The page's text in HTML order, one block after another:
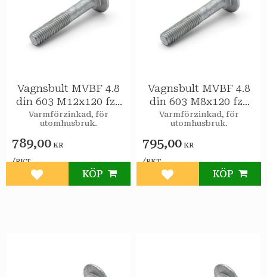
Vagnsbult MVBF 4.8
din 603 M12x120 fzv
20st/pkt
Varmförzinkad, för
utomhusbruk.
789,00 KR
/PKT
Lägg till i favoriter
KÖP
Vagnsbult MVBF 4.8
din 603 M8x120 fzv
50/pkt
Varmförzinkad, för
utomhusbruk.
795,00 KR
/PKT
Lägg till i favoriter
KÖP